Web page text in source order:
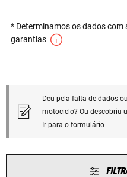
* Determinamos os dados
garantias
Deu pela falta de dados
motociclo? Ou descobriu
Ir para o formulário